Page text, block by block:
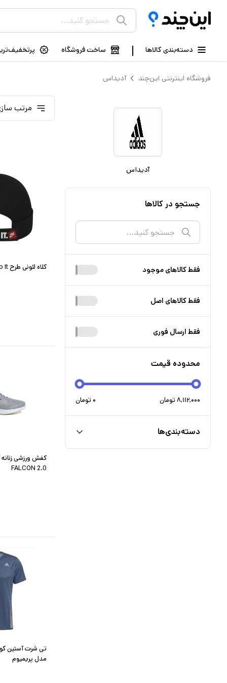
دسته‌بندی کالاها ساخت فروشگاه
فروشگاه اینترنتی این‌چند آدیداس
آدیداس
جستجو در کالاها
فقط کالا‌های موجود
فقط کالا‌های اصل
فقط ارسال فوری
محدوده قیمت
۸,۱۱۲,۰۰۰ تومان ۰ تومان
دسته‌بندی‌ها
مرتب
کلاه لئونی طرح Just Do It
FALCON 2.0
تی شرت آستین
مدل پریمیوم